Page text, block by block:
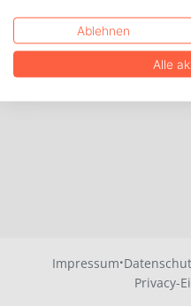
Impressum·
Privacy-
Ablehnen
Alle